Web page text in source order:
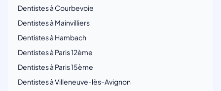
Dentistes à Courbevoie
Dentistes à Mainvilliers
Dentistes à Hambach
Dentistes à Paris 12ème
Dentistes à Paris 15ème
Dentistes à Villeneuve-lès-Avignon